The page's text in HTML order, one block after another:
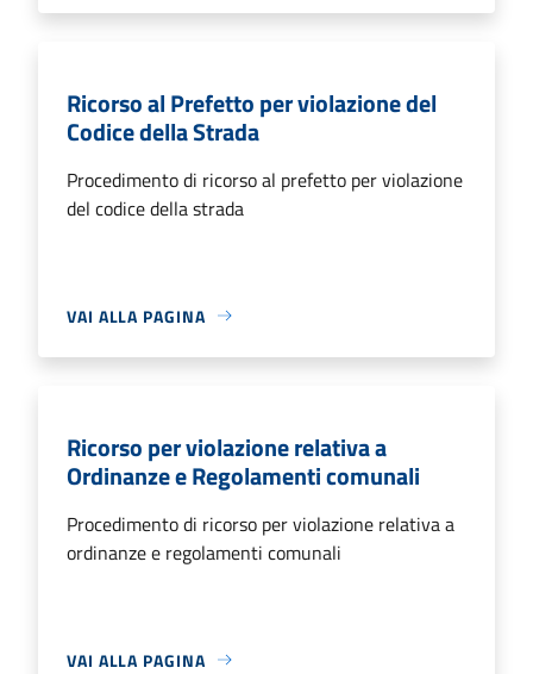
Ricorso al Prefetto per violazione del
Codice della Strada
Procedimento di ricorso al prefetto per violazione
del codice della strada
VAI ALLA PAGINA
Ricorso per violazione relativa a
Ordinanze e Regolamenti comunali
Procedimento di ricorso per violazione relativa a
ordinanze e regolamenti comunali
VAI ALLA PAGINA